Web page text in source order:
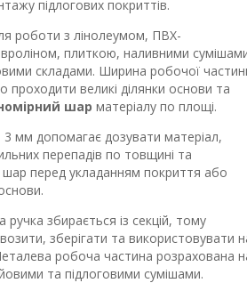
підлогових покриттів.
роботи з лінолеумом, ПВХ-
плиткою, наливними
складами. Ширина робочої
великі ділянки основи та
шар матеріалу по площі.
мм допомагає дозувати матеріал,
перепадів по товщині та
шар перед укладанням покриття або
ручка збирається із секцій, тому
зберігати та використовувати
робоча частина розрахована
та підлоговими сумішами.